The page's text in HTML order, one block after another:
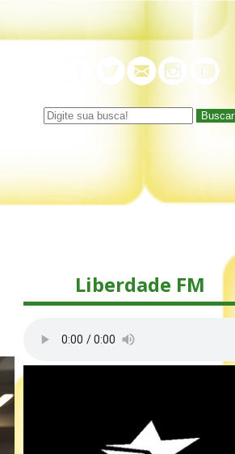
Buscar
Liberdade FM